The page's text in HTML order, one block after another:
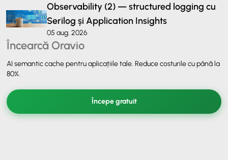
Observability (2) — structured logging cu
Serilog și Application Insights
05 aug. 2026
Încearcă Oravio
AI semantic cache pentru aplicațiile tale. Reduce costurile cu până la
80%.
Începe gratuit